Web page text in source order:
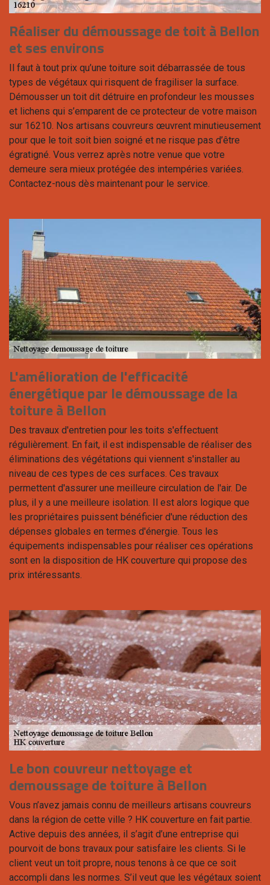
Réaliser du démoussage de toit à Bellon
et ses environs
Il faut à tout prix qu’une toiture soit débarrassée de tous
types de végétaux qui risquent de fragiliser la surface.
Démousser un toit dit détruire en profondeur les mousses
et lichens qui s’emparent de ce protecteur de votre maison
sur 16210. Nos artisans couvreurs œuvrent minutieusement
pour que le toit soit bien soigné et ne risque pas d’être
égratigné. Vous verrez après notre venue que votre
demeure sera mieux protégée des intempéries variées.
Contactez-nous dès maintenant pour le service.
L'amélioration de l'efficacité
énergétique par le démoussage de la
toiture à Bellon
Des travaux d'entretien pour les toits s'effectuent
régulièrement. En fait, il est indispensable de réaliser des
éliminations des végétations qui viennent s'installer au
niveau de ces types de ces surfaces. Ces travaux
permettent d'assurer une meilleure circulation de l'air. De
plus, il y a une meilleure isolation. Il est alors logique que
les propriétaires puissent bénéficier d'une réduction des
dépenses globales en termes d'énergie. Tous les
équipements indispensables pour réaliser ces opérations
sont en la disposition de HK couverture qui propose des
prix intéressants.
Le bon couvreur nettoyage et
demoussage de toiture à Bellon
Vous n’avez jamais connu de meilleurs artisans couvreurs
dans la région de cette ville ? HK couverture en fait partie.
Active depuis des années, il s’agit d’une entreprise qui
pourvoit de bons travaux pour satisfaire les clients. Si le
client veut un toit propre, nous tenons à ce que ce soit
accompli dans les normes. S’il veut que les végétaux soient